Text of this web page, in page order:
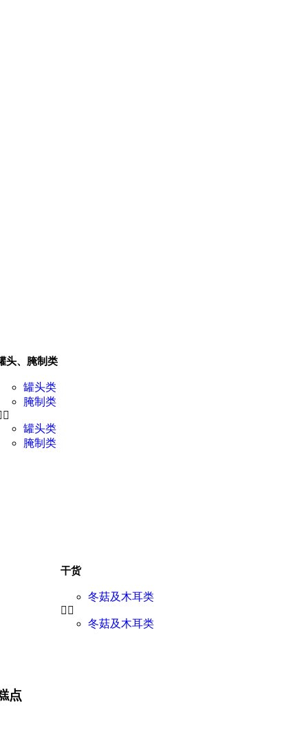
头、腌制类
罐头类
腌制类
罐头类
腌制类
干货
冬菇及木耳类
冬菇及木耳类
点